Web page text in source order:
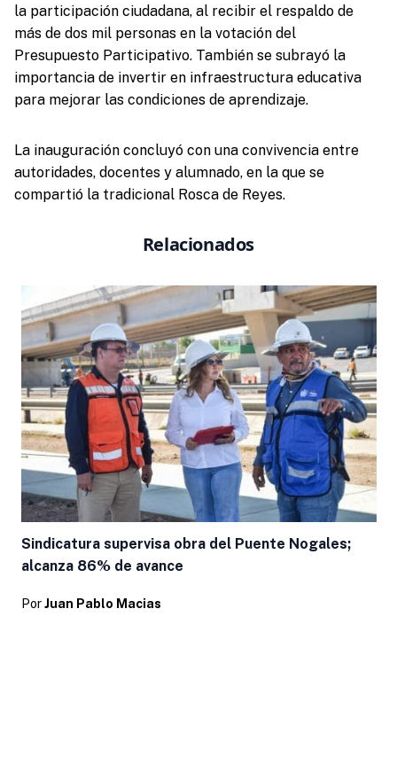
la participación ciudadana, al recibir el respaldo de
más de dos mil personas en la votación del
Presupuesto Participativo. También se subrayó la
importancia de invertir en infraestructura educativa
para mejorar las condiciones de aprendizaje.
La inauguración concluyó con una convivencia entre
autoridades, docentes y alumnado, en la que se
compartió la tradicional Rosca de Reyes.
Relacionados
Sindicatura supervisa obra del Puente Nogales;
alcanza 86% de avance
Por Juan Pablo Macias